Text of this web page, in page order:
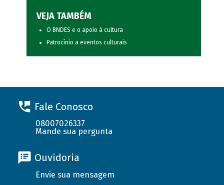
VEJA TAMBÉM
O BNDES e o apoio à cultura
Patrocínio a eventos culturais
Fale Conosco
08007026337
Mande sua pergunta
Ouvidoria
Envie sua mensagem